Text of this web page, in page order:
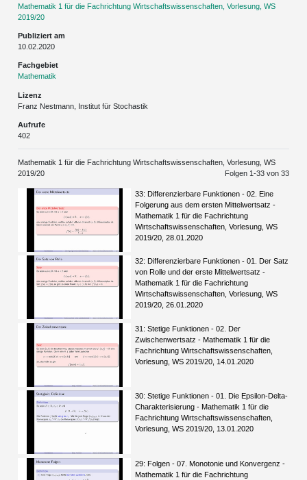
Mathematik 1 für die Fachrichtung Wirtschaftswissenschaften, Vorlesung, WS
2019/20
Publiziert am
10.02.2020
Fachgebiet
Mathematik
Lizenz
Franz Nestmann, Institut für Stochastik
Aufrufe
402
Mathematik 1 für die Fachrichtung Wirtschaftswissenschaften, Vorlesung, WS
2019/20
Folgen 1-33von 33
33: Differenzierbare Funktionen - 02. Eine
Folgerung aus dem ersten Mittelwertsatz -
Mathematik 1 für die Fachrichtung
Wirtschaftswissenschaften, Vorlesung, WS
2019/20, 28.01.2020
32: Differenzierbare Funktionen - 01. Der Satz
von Rolle und der erste Mittelwertsatz -
Mathematik 1 für die Fachrichtung
Wirtschaftswissenschaften, Vorlesung, WS
2019/20, 26.01.2020
31: Stetige Funktionen - 02. Der
Zwischenwertsatz - Mathematik 1 für die
Fachrichtung Wirtschaftswissenschaften,
Vorlesung, WS 2019/20, 14.01.2020
30: Stetige Funktionen - 01. Die Epsilon-Delta-
Charakterisierung - Mathematik 1 für die
Fachrichtung Wirtschaftswissenschaften,
Vorlesung, WS 2019/20, 13.01.2020
29: Folgen - 07. Monotonie und Konvergenz -
Mathematik 1 für die Fachrichtung